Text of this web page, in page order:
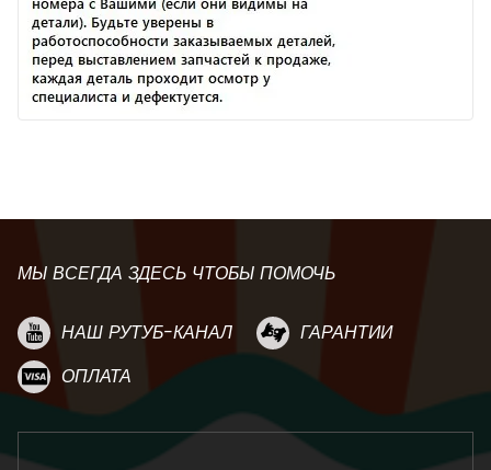
МЫ ВСЕГДА ЗДЕСЬ ЧТОБЫ ПОМОЧЬ
НАШ РУТУБ-КАНАЛ
ГАРАНТИИ
ОПЛАТА